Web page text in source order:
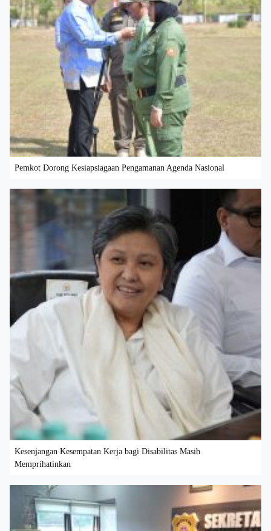
Pemkot Dorong Kesiapsiagaan Pengamanan Agenda Nasional
Kesenjangan Kesempatan Kerja bagi Disabilitas Masih
Memprihatinkan